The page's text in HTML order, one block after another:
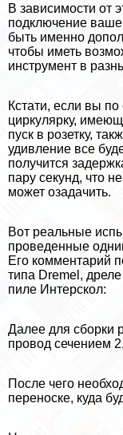
В зависимости от
подключение
быть именно
чтобы иметь
инструмент в
Кстати, если вы
циркулярку,
пуск в розетку,
удивление все
получится
пару секунд, что
может озадачить.
Вот реальные
проведенные
Его комментарий
типа Dremel,
пиле Интерскол:
Далее для сборки
провод сечением
После чего
переноске, куда